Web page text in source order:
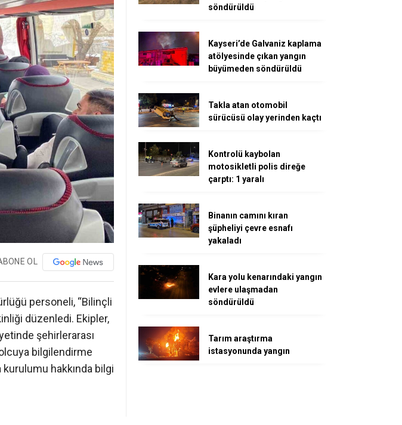
OL
personeli, “Bilinçli
düzenledi. Ekipler,
şehirlerarası
bilgilendirme
kurulumu hakkında bilgi
söndürüldü
Kayseri’de Galvaniz kaplama
atölyesinde çıkan yangın
büyümeden söndürüldü
Takla atan otomobil
sürücüsü olay yerinden kaçtı
Kontrolü kaybolan
motosikletli polis direğe
çarptı: 1 yaralı
Binanın camını kıran
şüpheliyi çevre esnafı
yakaladı
Kara yolu kenarındaki yangın
evlere ulaşmadan
söndürüldü
Tarım araştırma
istasyonunda yangın